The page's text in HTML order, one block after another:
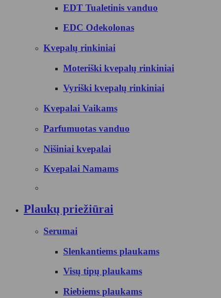
EDT Tualetinis vanduo
EDC Odekolonas
Kvepalų rinkiniai
Moteriški kvepalų rinkiniai
Vyriški kvepalų rinkiniai
Kvepalai Vaikams
Parfumuotas vanduo
Nišiniai kvepalai
Kvepalai Namams
Plaukų priežiūrai
Serumai
Slenkantiems plaukams
Visų tipų plaukams
Riebiems plaukams